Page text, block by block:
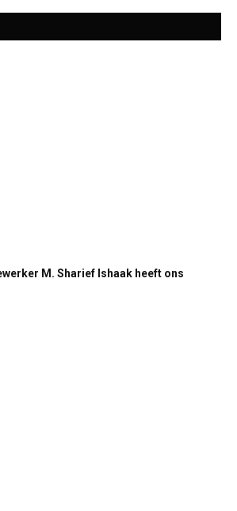
M. Sharief Ishaak heeft ons